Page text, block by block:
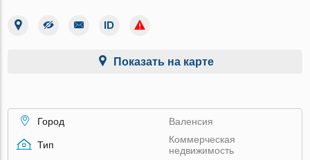
Показать на карте
Город Валенсия
Тип
Коммерческая
недвижимость